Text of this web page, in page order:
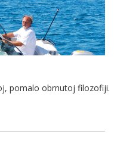
pomalo obrnutoj filozofiji.